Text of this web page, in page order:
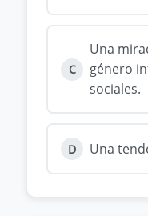
C
Una
género
sociales.
D Una